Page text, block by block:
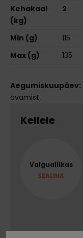
Kehakaal
(kg)
2
Min (g) 115
Max (g)
135
Aegumiskuupäev:
avamist.
Kellele
Valguallikas
SEALIHA